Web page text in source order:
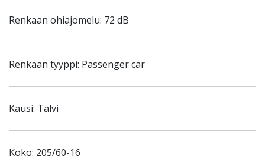
Renkaan ohiajomelu: 72 dB
Renkaan tyyppi: Passenger car
Kausi: Talvi
Koko: 205/60-16